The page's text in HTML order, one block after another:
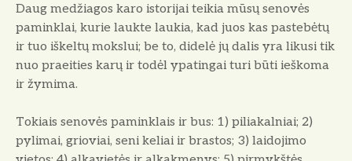
Daug medžiagos karo istorijai teikia mūsų senovės
paminklai, kurie laukte laukia, kad juos kas pastebėtų
ir tuo iškeltų mokslui; be to, didelė jų dalis yra likusi tik
nuo praeities karų ir todėl ypatingai turi būti ieškoma
ir žymima.
Tokiais senovės paminklais ir bus: 1) piliakalniai; 2)
pylimai, grioviai, seni keliai ir brastos; 3) laidojimo